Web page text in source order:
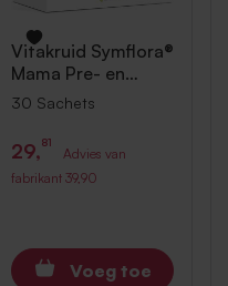
Vitakruid Symflora®
Mama Pre- en
Probiotica 30
30 Sachets
29,81
Advies van
fabrikant 39,90
Voeg toe